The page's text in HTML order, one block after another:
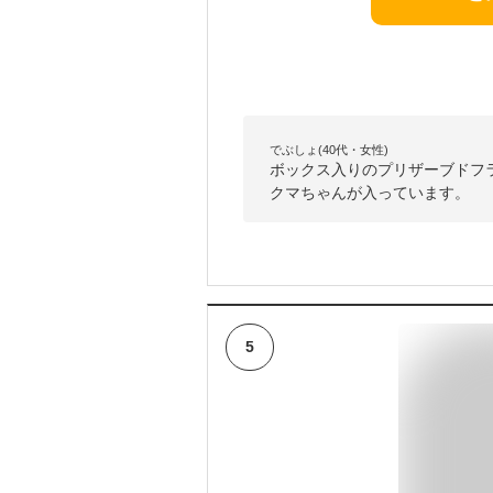
でぶしょ(40代・女性)
ボックス入りのプリザーブド
クマちゃんが入っています。
5